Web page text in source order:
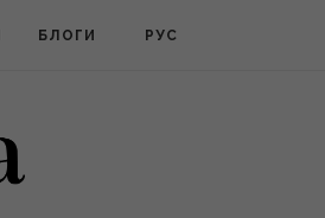
БЛОГИ РУС